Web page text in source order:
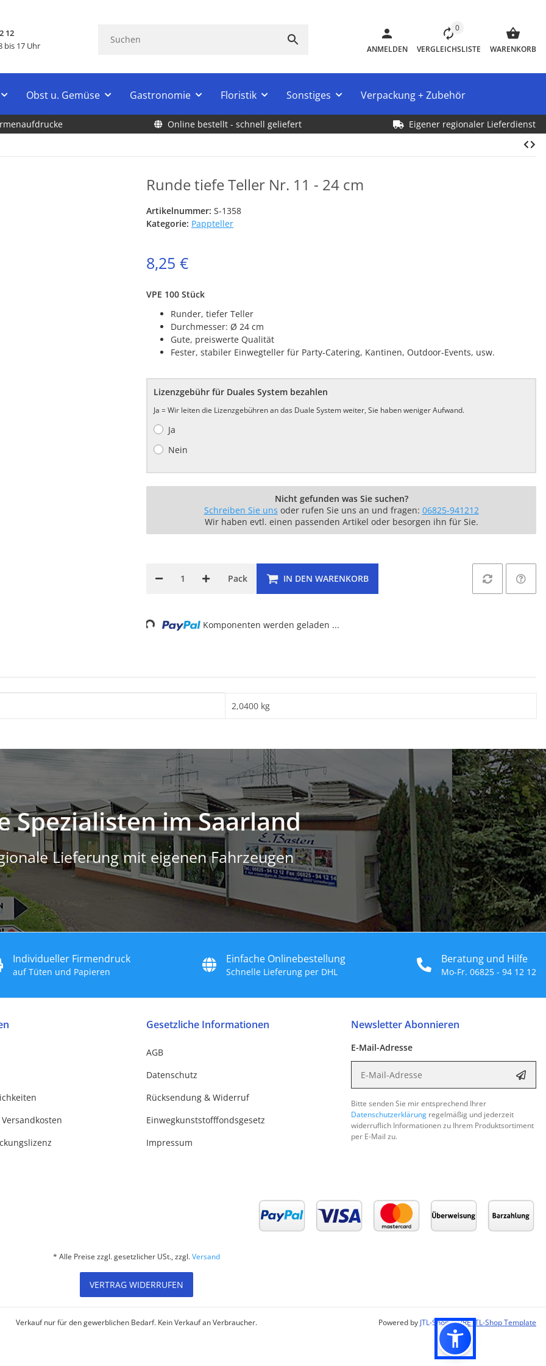
12
bis 17 Uhr
ANMELDEN
0
VERGLEICHSLISTE WARENKORB
Obst u. Gemüse Gastronomie Floristik Sonstiges Verpackung + Zubehör
Online bestellt - schnell geliefert
Eigener regionaler Lieferdienst
Runde tiefe Teller Nr. 11 - 24 cm
Artikelnummer: S-1358
Kategorie: Pappteller
8,25 €
VPE 100 Stück
Runder, tiefer Teller
Durchmesser: Ø 24 cm
Gute, preiswerte Qualität
Fester, stabiler Einwegteller für Party-Catering, Kantinen, Outdoor-Events, usw.
Lizenzgebühr für Duales System bezahlen
Ja = Wir leiten die Lizenzgebühren an das Duale System weiter, Sie haben weniger Aufwand.
Ja
Nein
Nicht gefunden was Sie suchen?
Schreiben Sie uns oder rufen Sie uns an und fragen: 06825-941212
Wir haben evtl. einen passenden Artikel oder besorgen ihn für Sie.
Pack IN DEN WARENKORB
Loading... Komponenten werden geladen ...
2,0400 kg
Spezialisten im Saarland
Lieferung mit eigenen Fahrzeugen
Individueller Firmendruck
auf Tüten und Papieren
Einfache Onlinebestellung
Schnelle Lieferung per DHL
Beratung und Hilfe
Mo-Fr. 06825 - 94 12 12
Gesetzliche Informationen
AGB
Datenschutz
Rücksendung & Widerruf
Einwegkunststofffondsgesetz
Impressum
Newsletter Abonnieren
E-Mail-Adresse
Bitte senden Sie mir entsprechend Ihrer
Datenschutzerklärung regelmäßig und jederzeit
widerruflich Informationen zu Ihrem Produktsortiment
per E-Mail zu.
* Alle Preise zzgl. gesetzlicher USt., zzgl.Versand
VERTRAG WIDERRUFEN
Verkauf nur für den gewerblichen Bedarf. Kein Verkauf an Verbraucher. Powered by JTL-Shop|FIRE JTL-Shop Template